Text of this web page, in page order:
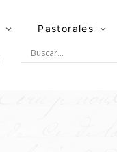
Pastorales